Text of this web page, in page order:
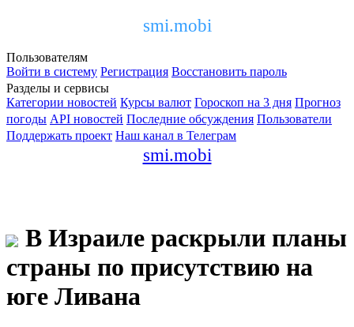
smi.mobi
Пользователям
Войти в систему Регистрация Восстановить пароль
Разделы и сервисы
Категории новостей Курсы валют Гороскоп на 3 дня Прогноз
погоды API новостей Последние обсуждения Пользователи
Поддержать проект Наш канал в Телеграм
smi.mobi
В Израиле раскрыли планы
страны по присутствию на
юге Ливана